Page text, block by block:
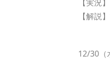
【実況
【解説
※第
12/30